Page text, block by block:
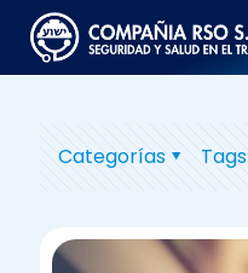
Categorías Tags